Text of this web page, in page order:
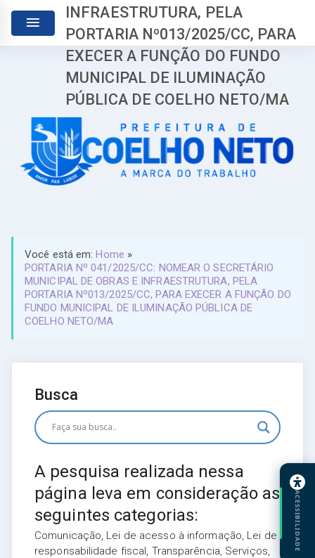
INFRAESTRUTURA, PELA
PORTARIA Nº013/2025/CC, PARA
EXECER A FUNÇÃO DO FUNDO
MUNICIPAL DE ILUMINAÇÃO
PÚBLICA DE COELHO NETO/MA
Você está em:Home »
PORTARIA Nº 041/2025/CC: NOMEAR O SECRETÁRIO
MUNICIPAL DE OBRAS E INFRAESTRUTURA, PELA
PORTARIA Nº013/2025/CC, PARA EXECER A FUNÇÃO DO
FUNDO MUNICIPAL DE ILUMINAÇÃO PÚBLICA DE
COELHO NETO/MA
Busca
A pesquisa realizada nessa
página leva em consideração as
seguintes categorias:
Comunicação, Lei de acesso à informação, Lei de
responsabilidade fiscal, Transparência, Serviços,
ACESSIBILIDADE